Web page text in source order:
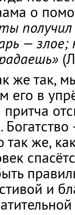
о
— злое;
же так,
его в
так же,
и